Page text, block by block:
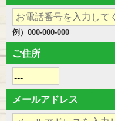
例）000-000-000
ご住所
メールアドレス